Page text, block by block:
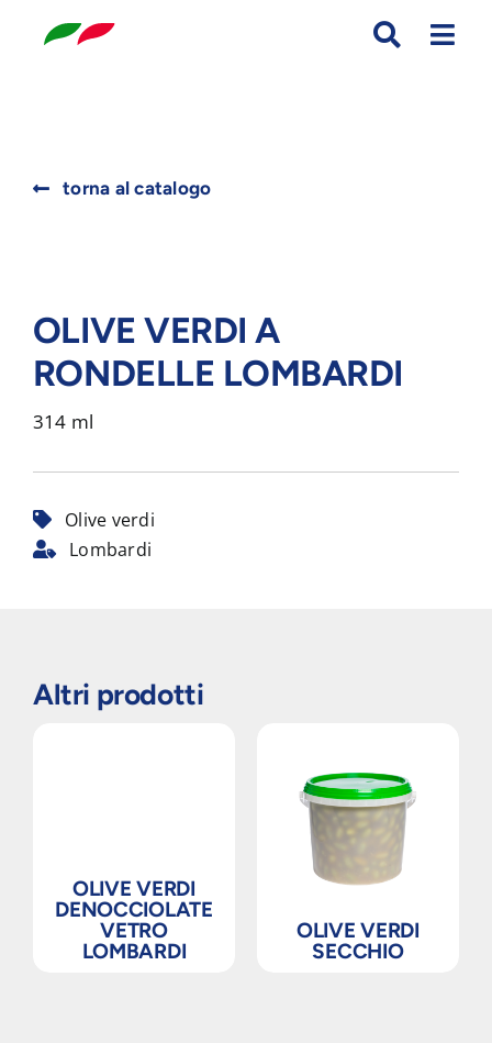
torna al catalogo
OLIVE VERDI A
RONDELLE LOMBARDI
314 ml
Olive verdi
Lombardi
Altri prodotti
OLIVE VERDI
DENOCCIOLATE
VETRO
LOMBARDI
OLIVE VERDI
SECCHIO
for: